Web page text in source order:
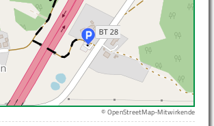
© OpenStreetMap-Mitwirkende